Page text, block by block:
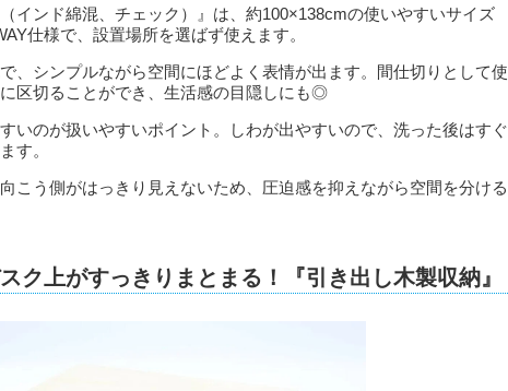
インド綿混、チェック）』は、約100×138cmの使いやすいサイズ
仕様で、設置場所を選ばず使えます。
、シンプルながら空間にほどよく表情が出ます。間仕切りとして使
区切ることができ、生活感の目隠しにも◎
いのが扱いやすいポイント。しわが出やすいので、洗った後はすぐ
す。
こう側がはっきり見えないため、圧迫感を抑えながら空間を分ける
ク上がすっきりまとまる！『引き出し木製収納』